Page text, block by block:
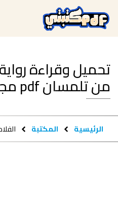
تحميل وقراءة
من تلمسان pdf مجاناً
الرئيسية المكتبة